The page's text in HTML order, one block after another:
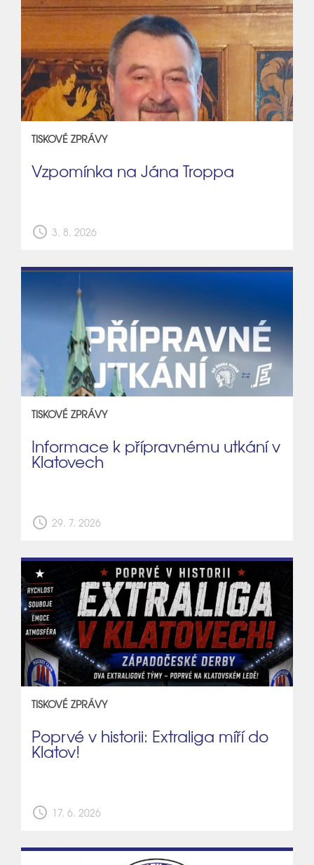
TISKOVÉ ZPRÁVY
Vzpomínka na Jána Troppa
schedule 3. 8. 2026
TISKOVÉ ZPRÁVY
Informace k přípravnému utkání v
Klatovech
schedule 29. 7. 2026
TISKOVÉ ZPRÁVY
Poprvé v historii: Extraliga míří do
Klatov!
schedule 17. 6. 2026